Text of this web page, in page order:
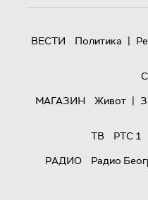
ВЕСТИ Политика |
МАГАЗИН
Живот |
ТВ
РТС 1
РАДИО
Радио